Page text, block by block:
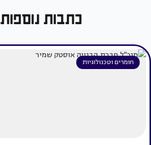
כתבות נוספות
חומרים וטכנולוגיות